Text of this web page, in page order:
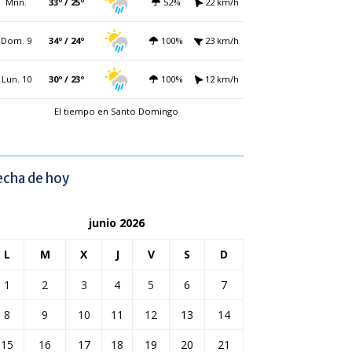
Dom. 9 34º / 24º 100% 23 km/h
Lun. 10 30º / 23º 100% 12 km/h
El tiempo en Santo Domingo
de hoy
junio 2026
L M X J V S D
1 2 3 4 5 6
7
8
9 10 11 12 13
14
15
16 17 18 19 20
21